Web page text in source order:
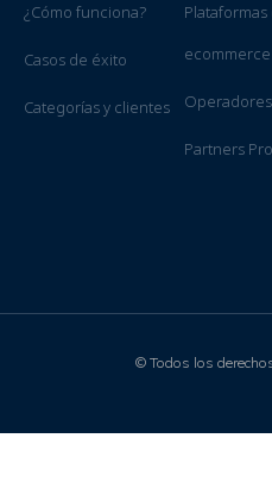
¿Cómo funciona?
Casos de éxito
Categorías y clientes
Plataformas
ecommerce
Partners
© Todos los